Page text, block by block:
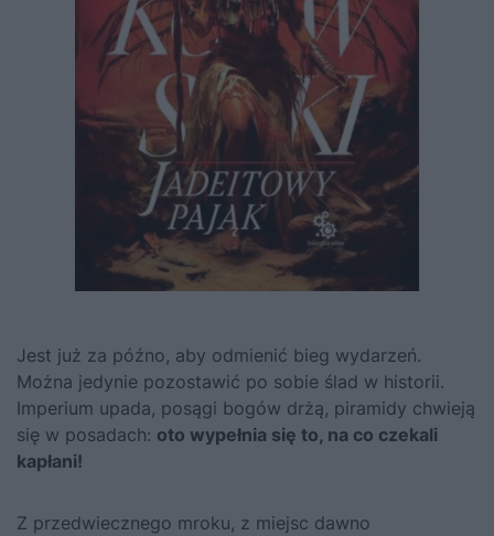
Jest już za późno, aby odmienić bieg wydarzeń.
Można jedynie pozostawić po sobie ślad w historii.
Imperium upada, posągi bogów drżą, piramidy chwieją
się w posadach: oto wypełnia się to, na co czekali
kapłani!
Z przedwiecznego mroku, z miejsc dawno